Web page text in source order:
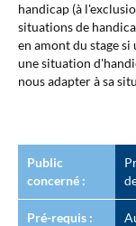
handicap (à
situations de
en amont du stage
une situation
nous adapter à sa
Public
concerné :
Pré-requis :